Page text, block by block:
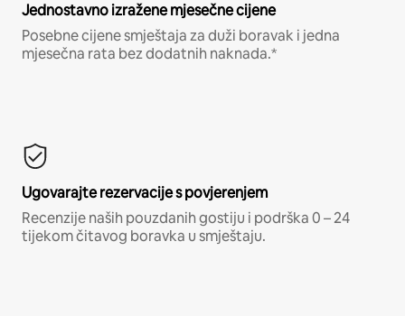
Jednostavno izražene mjesečne cijene
Posebne cijene smještaja za duži boravak i jedna
mjesečna rata bez dodatnih naknada.*
Ugovarajte rezervacije s povjerenjem
Recenzije naših pouzdanih gostiju i podrška 0 – 24
tijekom čitavog boravka u smještaju.